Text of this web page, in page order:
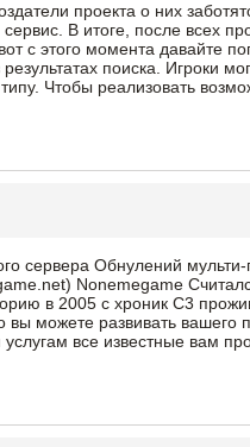
проекта о них
В итоге, после всех
с этого момента давайте
поиска. Игроки
Чтобы реализовать
сервера Обнулений
Nonemegame
в 2005 с хроник С3
можете развивать вашего
все известные вам